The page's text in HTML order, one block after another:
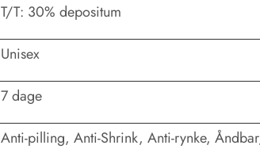
T/T: 30% depositum
Unisex
7 dage
Anti-pilling, Anti-Shrink, Anti-rynke,